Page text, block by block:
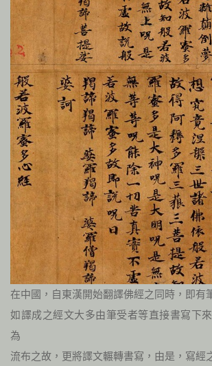
在中國，自東漢開始翻譯佛經之同時，即有
如譯成之經文大多由筆受者等直接書寫下
為
流布之故，更將譯文輾轉書寫，由是，寫經